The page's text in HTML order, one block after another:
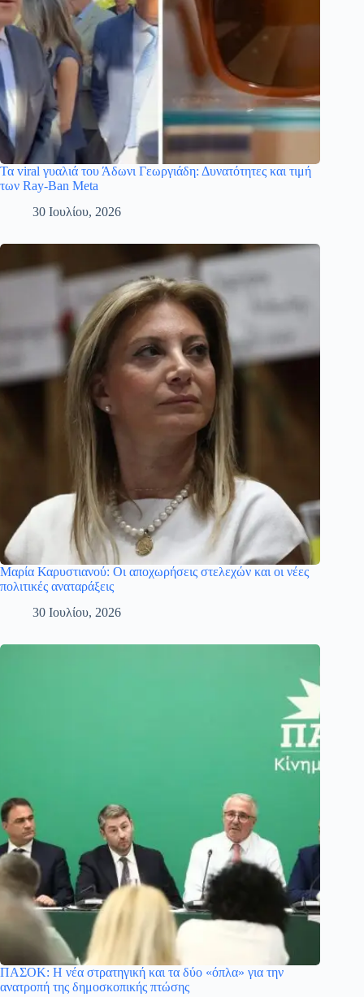
Τα viral γυαλιά του Άδωνι Γεωργιάδη: Δυνατότητες και τιμή
των Ray-Ban Meta
30 Ιουλίου, 2026
Μαρία Καρυστιανού: Οι αποχωρήσεις στελεχών και οι νέες
πολιτικές αναταράξεις
30 Ιουλίου, 2026
ΠΑΣΟΚ: Η νέα στρατηγική και τα δύο «όπλα» για την
ανατροπή της δημοσκοπικής πτώσης